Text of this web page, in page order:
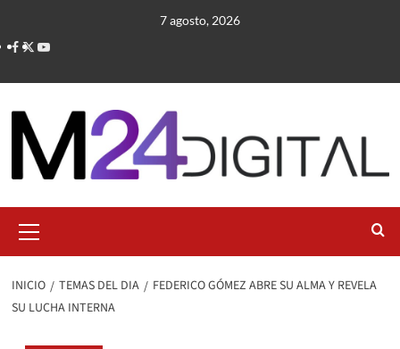
contenido
7 agosto, 2026
primario
INICIO TEMAS DEL DIA
FEDERICO GÓMEZ ABRE SU ALMA Y REVELA
SU LUCHA INTERNA